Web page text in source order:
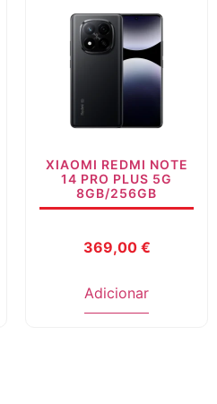
XIAOMI REDMI NOTE
14 PRO PLUS 5G
8GB/256GB
369,00 €
Adicionar